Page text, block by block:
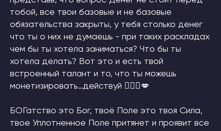
тобой, все твои базовые и не базовые
обязательства закрыты, у тебя столько денег
что ты о них не думаешь - при таких раскладах
чем бы ты хотела заниматься? Что бы ты
хотела делать? Вот это и есть твой
встроенный талант и то, что ты можешь
монетизировать…действуй 🙋🏼‍♀️💋
БОГатство это Бог, твоё Поле это твоя Сила,
твое Уплотненное Поле притянет и проявит все
О НАС
INSTAGRAM* MSF
ПОДПИСАТЬСЯ НА НОВОСТИ
персональных данныхи соглашаюсь с ответственностью
образовательной деятельности
СТАТЬИ
*деятельность компании Meta
Instagram, Facebook) запрещена